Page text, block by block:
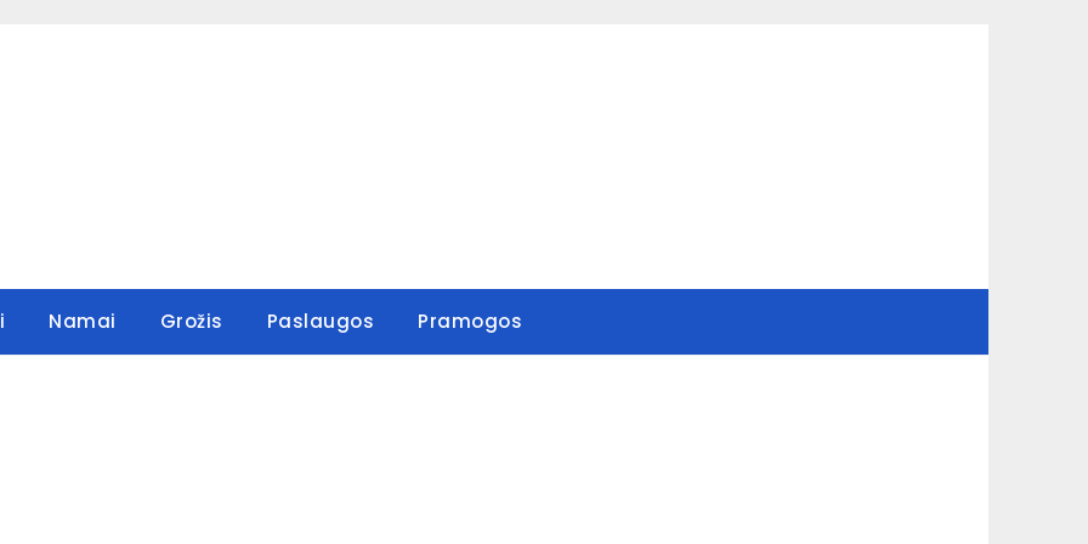
Namai Grožis Paslaugos Pramogos